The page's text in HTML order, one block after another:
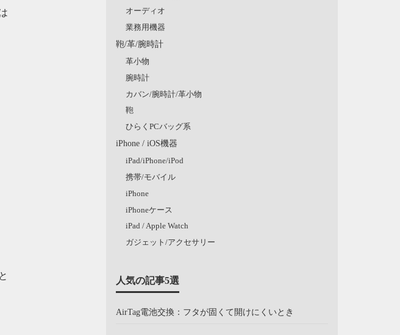
オーディオ
業務用機器
鞄/革/腕時計
革小物
腕時計
カバン/腕時計/革小物
鞄
ひらくPCバッグ系
iPhone / iOS機器
iPad/iPhone/iPod
携帯/モバイル
iPhone
iPhoneケース
iPad / Apple Watch
ガジェット/アクセサリー
人気の記事5選
AirTag電池交換：フタが固くて開けにくいとき